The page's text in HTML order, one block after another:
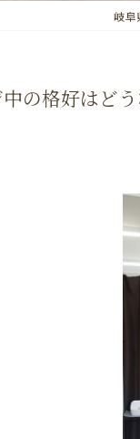
岐阜
の格好はど